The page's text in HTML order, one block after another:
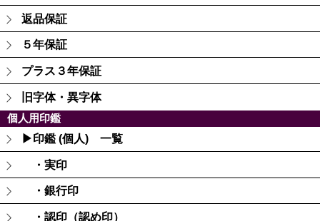
返品保証
５年保証
プラス３年保証
旧字体・異字体
個人用印鑑
▶印鑑 (個人) 一覧
・実印
・銀行印
・認印（認め印）